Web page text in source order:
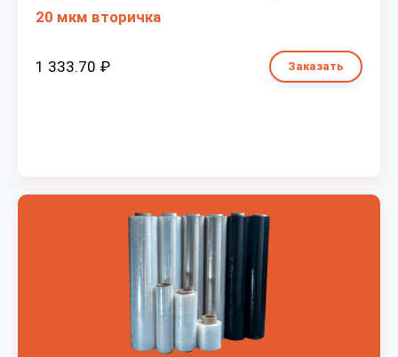
20 мкм вторичка
1 333.70 ₽ Заказать